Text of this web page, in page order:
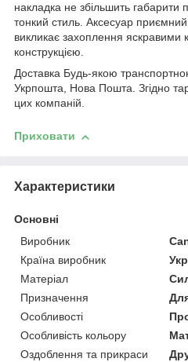
накладка не збільшить габарити
тонкий стиль. Аксесуар приємний
викликає захоплення
конструкцією.
Доставка Будь-якою
Укрпошта, Нова Пошта. Згідно
цих компаній.
Приховати
Характеристики
Основні
Виробник
Країна виробник
Матеріал
Призначення
Особливості
Особливість кольору
Оздоблення та прикраси